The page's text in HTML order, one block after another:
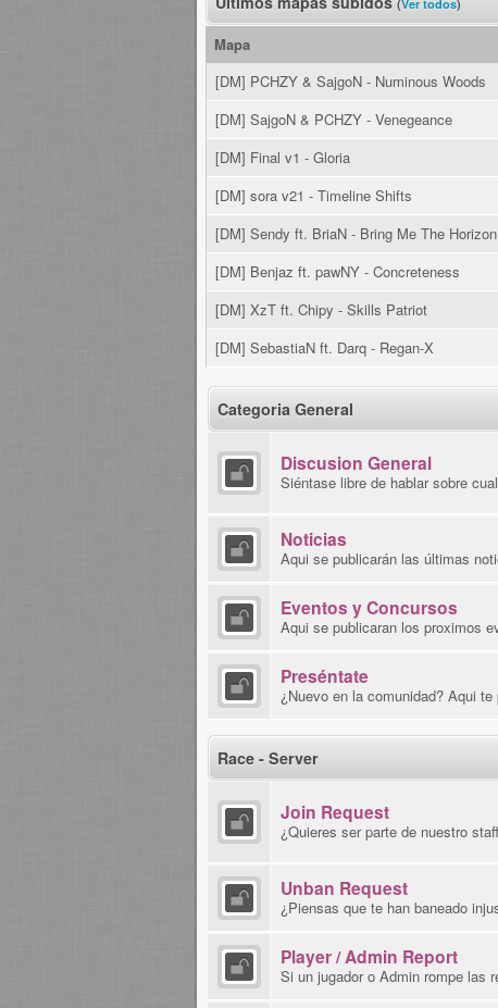
(Ver todos)
Mapa
[DM] PCHZY & SajgoN - Numinous Woods
[DM] SajgoN & PCHZY - Venegeance
[DM] Final v1 - Gloria
[DM] sora v21 - Timeline Shifts
[DM] Sendy ft. BriaN - Bring Me The Horizon
[DM] Benjaz ft. pawNY - Concreteness
[DM] XzT ft. Chipy - Skills Patriot
[DM] SebastiaN ft. Darq - Regan-X
Categoria General
Discusion General
Siéntase libre de hablar sobre
Noticias
Aqui se publicarán las últimas
Eventos y Concursos
Aqui se publicaran los proximos
Preséntate
¿Nuevo en la comunidad? Aqui
Race - Server
Join Request
¿Quieres ser parte de nuestro
Unban Request
¿Piensas que te han baneado
Player / Admin Report
Si un jugador o Admin rompe las